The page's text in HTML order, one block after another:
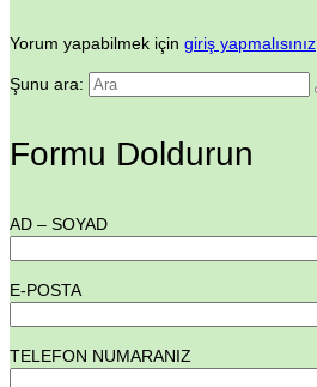
Yorum yapabilmek için giriş yapmalısınız
Şunu ara:
Formu Doldurun
AD – SOYAD
E-POSTA
TELEFON NUMARANIZ